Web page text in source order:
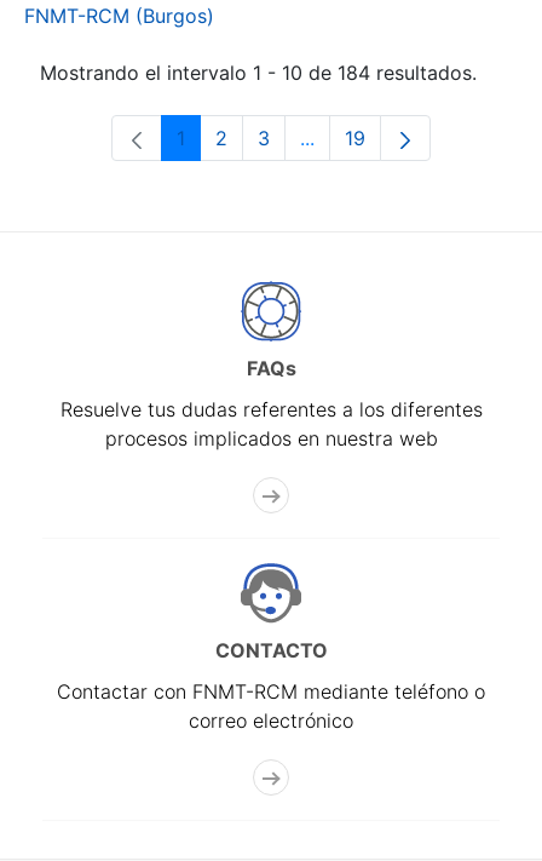
FNMT-RCM (Burgos)
Mostrando el intervalo 1 - 10 de 184 resultados.
Página
1 Página
2 Página
3 ...Páginas intermedias Use
Página
19
FAQs
Resuelve tus dudas referentes a los diferentes
procesos implicados en nuestra web
CONTACTO
Contactar con FNMT-RCM mediante teléfono o
correo electrónico